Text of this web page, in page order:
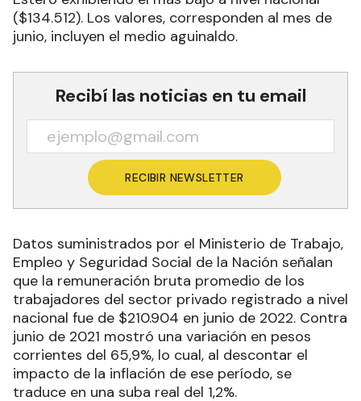
($134.512). Los valores, corresponden al mes de
junio, incluyen el medio aguinaldo.
Recibí las noticias en tu email
RECIBIR NEWSLETTER
Datos suministrados por el Ministerio de Trabajo,
Empleo y Seguridad Social de la Nación señalan
que la remuneración bruta promedio de los
trabajadores del sector privado registrado a nivel
nacional fue de $210.904 en junio de 2022. Contra
junio de 2021 mostró una variación en pesos
corrientes del 65,9%, lo cual, al descontar el
impacto de la inflación de ese período, se
traduce en una suba real del 1,2%.